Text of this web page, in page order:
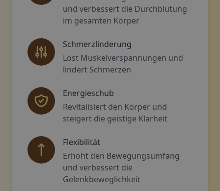
und verbessert die Durchblutung
im gesamten Körper
Schmerzlinderung
Löst Muskelverspannungen und
lindert Schmerzen
Energieschub
Revitalisiert den Körper und
steigert die geistige Klarheit
Flexibilität
Erhöht den Bewegungsumfang
und verbessert die
Gelenkbeweglichkeit